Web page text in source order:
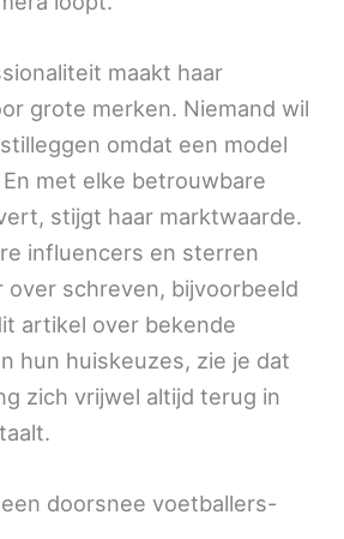
maakt haar
grote merken. Niemand wil
omdat een model
met elke betrouwbare
stijgt haar marktwaarde.
influencers en sterren
over schreven, bijvoorbeeld
artikel over bekende
hun huiskeuzes, zie je dat
zich vrijwel altijd terug in
doorsnee voetballers-